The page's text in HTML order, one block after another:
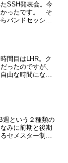
SSH発表会。今
かったです。 そ
バンドセッショ
たら楽器が乗り
...
間目はLHR。ク
ったのですが、
由な時間になっ
の...
週という２種類の
みに前期と後期
セメスター制と